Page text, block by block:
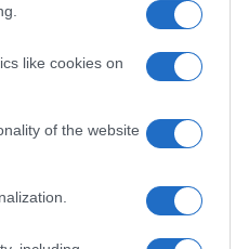
like cookies on
of the website
επιμόρφωση